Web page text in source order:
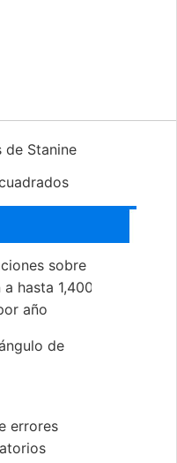
de Stanine
sobre
hasta 1,400
año
de
errores